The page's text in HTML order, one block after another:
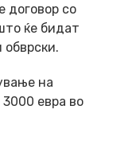
договор со
ќе бидат
на
евра во